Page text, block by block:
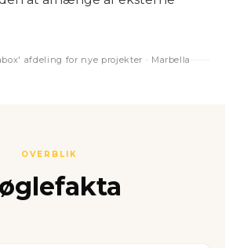
afdeling for nye projekter · Marbella
OVERBLIK